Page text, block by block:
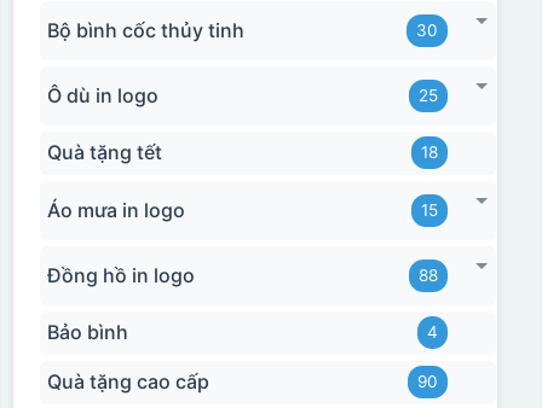
Bộ bình cốc thủy tinh 30
Ô dù in logo 25
Quà tặng tết 18
Áo mưa in logo 15
Đồng hồ in logo 88
Bảo bình 4
Quà tặng cao cấp 90